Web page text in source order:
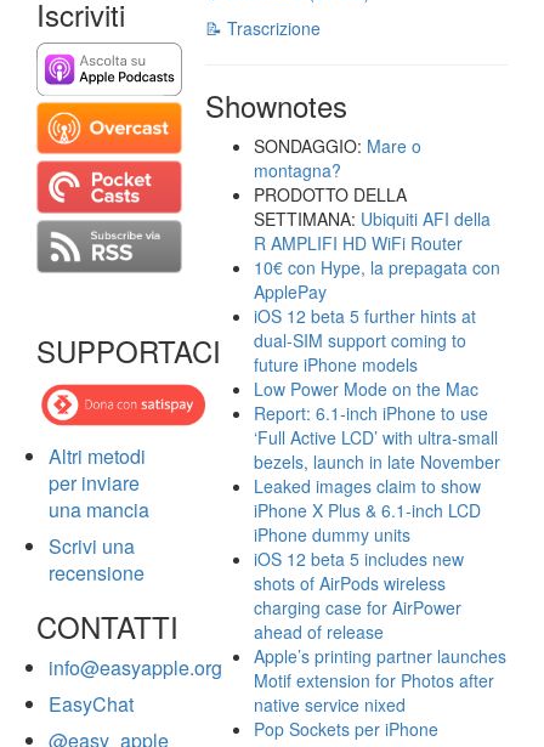
Iscriviti
SUPPORTACI
Altri metodi
per inviare
una mancia
Scrivi una
recensione
CONTATTI
info@easyapple.org
EasyChat
@easy_apple
📝 Trascrizione
Shownotes
SONDAGGIO: Mare o
montagna?
PRODOTTO DELLA
SETTIMANA: Ubiquiti AFI della
R AMPLIFI HD WiFi Router
10€ con Hype, la prepagata con
ApplePay
iOS 12 beta 5 further hints at
dual-SIM support coming to
future iPhone models
Low Power Mode on the Mac
Report: 6.1-inch iPhone to use
‘Full Active LCD’ with ultra-small
bezels, launch in late November
Leaked images claim to show
iPhone X Plus & 6.1-inch LCD
iPhone dummy units
iOS 12 beta 5 includes new
shots of AirPods wireless
charging case for AirPower
ahead of release
Apple’s printing partner launches
Motif extension for Photos after
native service nixed
Pop Sockets per iPhone